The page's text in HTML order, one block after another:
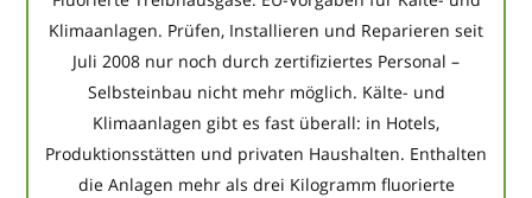
Klimaanlagen. Prüfen, Installieren und Reparieren seit
Juli 2008 nur noch durch zertifiziertes Personal –
Selbsteinbau nicht mehr möglich. Kälte- und
Klimaanlagen gibt es fast überall: in Hotels,
Produktionsstätten und privaten Haushalten. Enthalten
die Anlagen mehr als drei Kilogramm fluorierte